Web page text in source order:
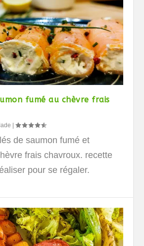
fumé au chèvre frais
|
de saumon fumé et
frais chavroux. recette
pour se régaler.